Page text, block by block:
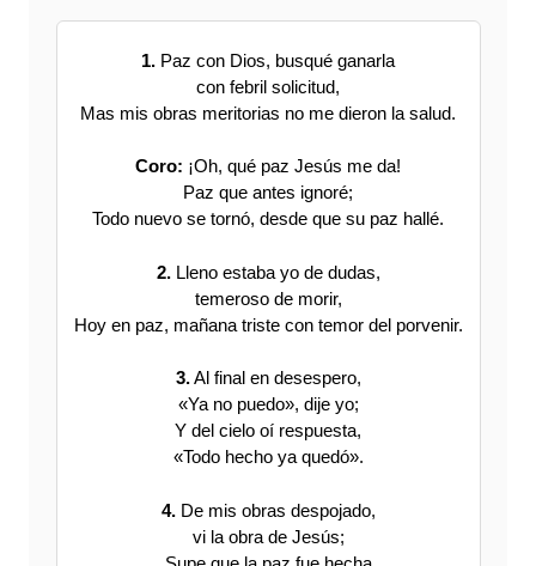
1. Paz con Dios, busqué ganarla
con febril solicitud,
Mas mis obras meritorias no me dieron la salud.
Coro: ¡Oh, qué paz Jesús me da!
Paz que antes ignoré;
Todo nuevo se tornó, desde que su paz hallé.
2.Lleno estaba yo de dudas,
temeroso de morir,
Hoy en paz, mañana triste con temor del porvenir.
3.Al final en desespero,
«Ya no puedo», dije yo;
Y del cielo oí respuesta,
«Todo hecho ya quedó».
4.De mis obras despojado,
vi la obra de Jesús;